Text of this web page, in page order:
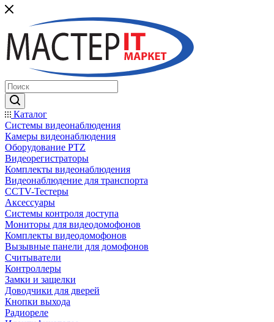
Каталог
Системы видеонаблюдения
Камеры видеонаблюдения
Оборудование PTZ
Видеорегистраторы
Комплекты видеонаблюдения
Видеонаблюдение для транспорта
CCTV-Тестеры
Аксессуары
Системы контроля доступа
Мониторы для видеодомофонов
Комплекты видеодомофонов
Вызывные панели для домофонов
Считыватели
Контроллеры
Замки и защелки
Доводчики для дверей
Кнопки выхода
Радиореле